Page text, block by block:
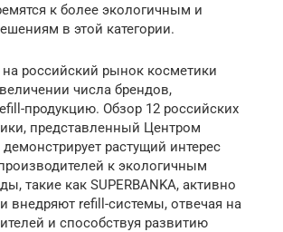
к более экологичным и
в этой категории.
российский рынок косметики
числа брендов,
продукцию. Обзор 12 российских
представленный Центром
растущий интерес
к экологичным
такие как SUPERBANKA, активно
внедряют refill-системы, отвечая на
и способствуя развитию